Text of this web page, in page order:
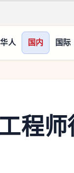
华人 国内 国际
程